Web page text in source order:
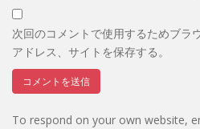
次回のコメントで使用するためブラ
アドレス、サイトを保存する。
To respond on your own website,